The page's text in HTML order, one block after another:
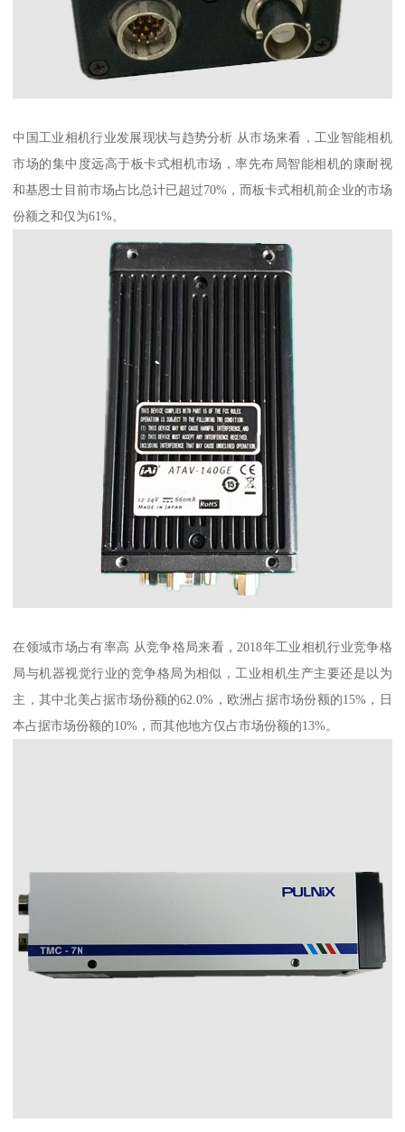
中国工业相机行业发展现状与趋势分析 从市场来看，工业智能相机
市场的集中度远高于板卡式相机市场，率先布局智能相机的康耐视
和基恩士目前市场占比总计已超过70%，而板卡式相机前企业的市场
份额之和仅为61%。
在领域市场占有率高 从竞争格局来看，2018年工业相机行业竞争格
局与机器视觉行业的竞争格局为相似，工业相机生产主要还是以为
主，其中北美占据市场份额的62.0%，欧洲占据市场份额的15%，日
本占据市场份额的10%，而其他地方仅占市场份额的13%。